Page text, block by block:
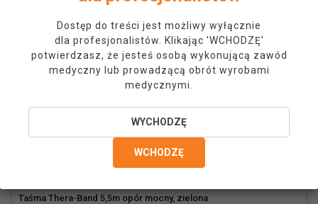
Taśma Thera-Band 5,5m opór mocny, zielona
Dostęp do treści jest możliwy wyłącznie
dla profesjonalistów. Klikając 'WCHODZĘ'
potwierdzasz, że jesteś osobą wykonującą zawód
medyczny lub prowadzącą obrót wyrobami
medycznymi.
WYCHODZĘ
WCHODZĘ